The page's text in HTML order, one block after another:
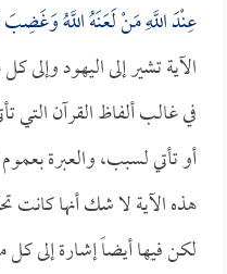
عِنْدَ اللَّهِ مَنْ لَعَنَهُ اللَّهُ
الآية تشير إلى اليهود
في غالب ألفاظ القرآن
أو تأتي لسبب، والعبرة
هذه الآية لا شك أنها كانت
لكن فيها أيضاً إشارة إلى